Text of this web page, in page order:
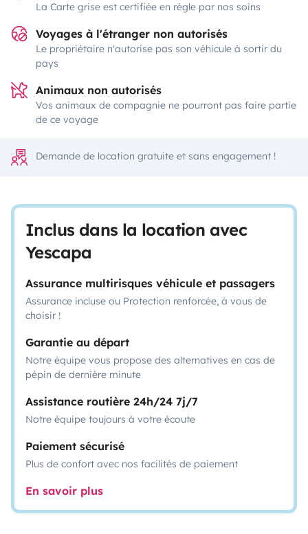
La Carte grise est certifiée en règle par nos soins
Voyages à l'étranger non autorisés
Le propriétaire n'autorise pas son véhicule à sortir du
pays
Animaux non autorisés
Vos animaux de compagnie ne pourront pas faire partie
de ce voyage
Demande de location gratuite et sans engagement !
Inclus dans la location avec
Yescapa
Assurance multirisques véhicule et passagers
Assurance incluse ou Protection renforcée, à vous de
choisir !
Garantie au départ
Notre équipe vous propose des alternatives en cas de
pépin de dernière minute
Assistance routière 24h/24 7j/7
Notre équipe toujours à votre écoute
Paiement sécurisé
Plus de confort avec nos facilités de paiement
En savoir plus